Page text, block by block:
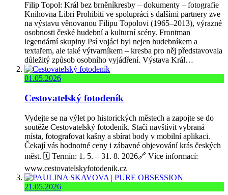
Filip Topol: Král bez brněníkresby – dokumenty – fotografie
Knihovna Libri Prohibiti ve spolupráci s dalšími partnery zve
na výstavu věnovanou Filipu Topolovi (1965–2013), výrazné
osobnosti české hudební a kulturní scény. Frontman
legendární skupiny Psí vojáci byl nejen hudebníkem a
textařem, ale také výtvarníkem – kresba pro něj představovala
důležitý způsob osobního vyjádření. Výstava Král…
01.05.2026
Cestovatelský fotodeník
Vydejte se na výlet po historických městech a zapojte se do
soutěže Cestovatelský fotodeník. Stačí navštívit vybraná
místa, fotografovat kašny a sbírat body v mobilní aplikaci.
Čekají vás hodnotné ceny i zábavné objevování krás českých
měst. 🗓️ Termín: 1. 5. – 31. 8. 2026🔗 Více informací:
www.cestovatelskyfotodenik.cz
21.05.2026